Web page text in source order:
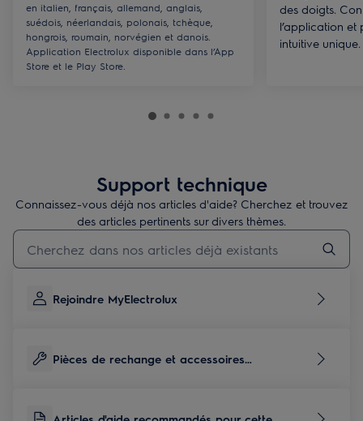
en italien, français, allemand, anglais,
suédois, néerlandais, polonais, tchèque,
hongrois, roumain, norvégien et danois.
Application Electrolux disponible dans l’App
Store et le Play Store.
des doigts.
l’application et
intuitive unique.
Support technique
Connaissez-vous déjà nos articles d'aide? Cherchez et trouvez
des articles pertinents sur divers thèmes.
Taper pour rechercher des articles de conseils
Rejoindre MyElectrolux
Pièces de rechange et accessoires